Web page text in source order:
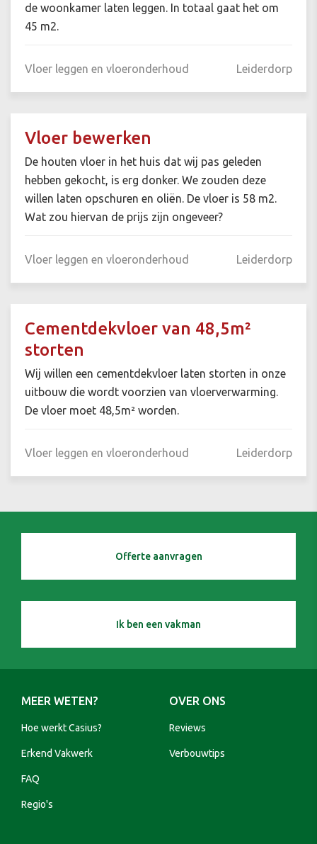
de woonkamer laten leggen. In totaal gaat het om
45 m2.
Vloer leggen en vloeronderhoud Leiderdorp
Vloer bewerken
De houten vloer in het huis dat wij pas geleden
hebben gekocht, is erg donker. We zouden deze
willen laten opschuren en oliën. De vloer is 58 m2.
Wat zou hiervan de prijs zijn ongeveer?
Vloer leggen en vloeronderhoud Leiderdorp
Cementdekvloer van 48,5m²
storten
Wij willen een cementdekvloer laten storten in onze
uitbouw die wordt voorzien van vloerverwarming.
De vloer moet 48,5m² worden.
Vloer leggen en vloeronderhoud Leiderdorp
Offerte aanvragen
Ik ben een vakman
MEER WETEN?
Hoe werkt Casius?
Erkend Vakwerk
FAQ
Regio's
OVER ONS
Reviews
Verbouwtips